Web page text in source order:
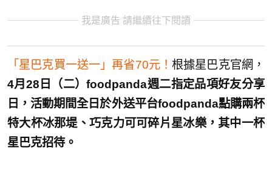
我是廣告 請繼續往下閱讀
「星巴克買一送一」再省70元！ 根據星巴克官網，
4月28日（二）foodpanda週二指定品項好友分享
日，活動期間全日於外送平台foodpanda點購兩杯
特大杯冰那堤、巧克力可可碎片星冰樂，其中一杯
星巴克招待。